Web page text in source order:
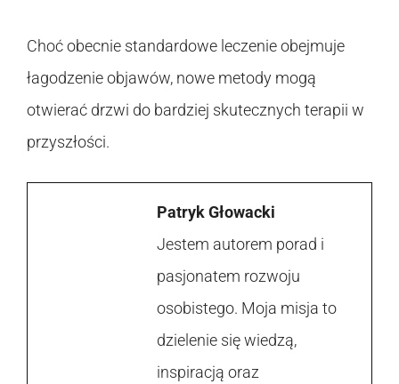
Choć obecnie standardowe leczenie obejmuje
łagodzenie objawów, nowe metody mogą
otwierać drzwi do bardziej skutecznych terapii w
przyszłości.
Patryk Głowacki
Jestem autorem porad i
pasjonatem rozwoju
osobistego. Moja misja to
dzielenie się wiedzą,
inspiracją oraz